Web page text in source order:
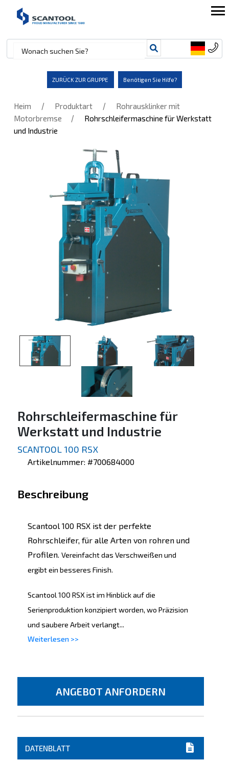
ZURÜCK ZUR GRUPPE Benötigen Sie Hilfe?
Heim / Produktart /
Rohrausklinker mit
Motorbremse
/
Rohrschleifermaschine für Werkstatt
und Industrie
Rohrschleifermaschine für
Werkstatt und Industrie
SCANTOOL 100 RSX
Artikelnummer: #700684000
Beschreibung
Scantool 100 RSX ist der perfekte
Rohrschleifer, für alle Arten von rohren und
Profilen. Vereinfacht das Verschweißen und
ergibt ein besseres Finish.
Scantool 100 RSX ist im Hinblick auf die
Serienproduktion konzipiert worden, wo Präzision
und saubere Arbeit verlangt...
Weiterlesen >>
ANGEBOT ANFORDERN
DATENBLATT